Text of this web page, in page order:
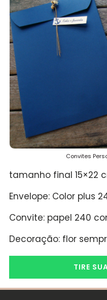
Convites
tamanho final 15×22
Envelope: Color plus
Convite: papel 240
Decoração: flor
TIRE